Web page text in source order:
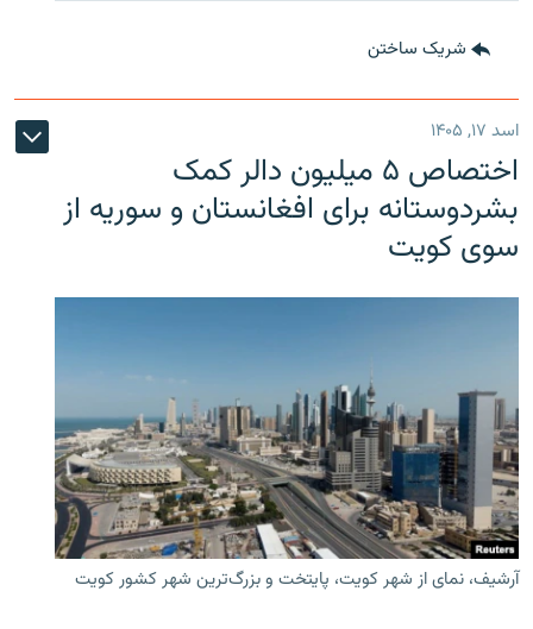
شریک ساختن
اسد ۱۷, ۱۴۰۵
اختصاص ۵ میلیون دالر کمک
بشردوستانه برای افغانستان و سوریه از
سوی کویت
آرشیف، نمای از شهر کویت، پایتخت و بزرگ‌ترین شهر کشور کویت